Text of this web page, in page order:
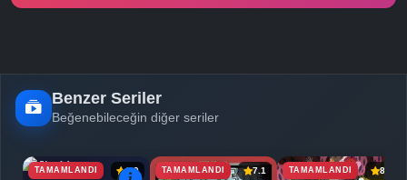
Benzer Seriler
Beğenebileceğin diğer seriler
TAMAMLANDI 6.9 TAMAMLANDI 7.1 TAMAMLANDI 8.0